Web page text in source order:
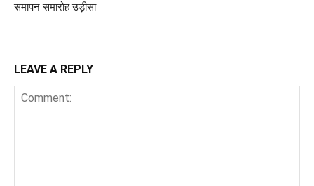
समापन समारोह उड़ीसा
LEAVE A REPLY